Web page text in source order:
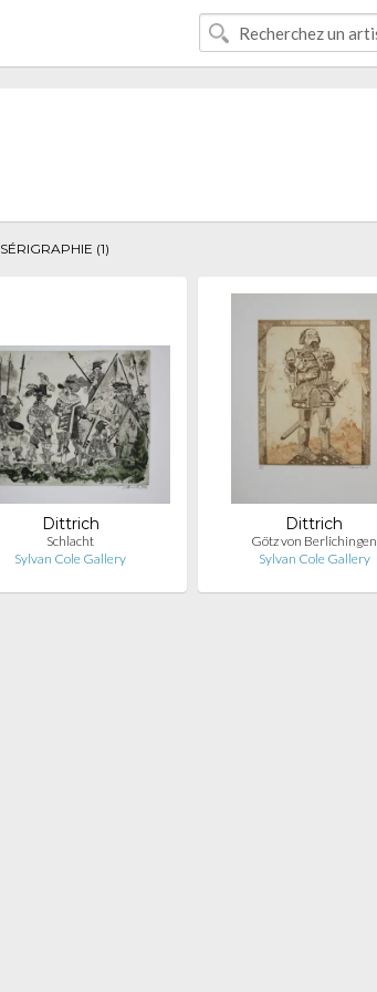
SÉRIGRAPHIE (1)
Dittrich
Schlacht
Sylvan Cole Gallery
Dittrich
Götz von Berlichingen
Sylvan Cole Gallery